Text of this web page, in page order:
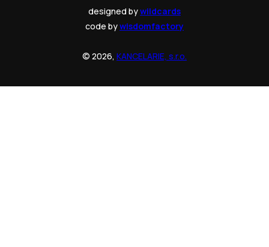
designed bywildcards
code bywisdomfactory
© 2026, KANCELARIE, s.r.o.